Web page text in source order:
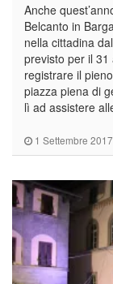
1 Settembre 2017
Anche
Belcanto in
nella cittadina
previsto per il 31
registrare il
piazza piena di
lì ad assistere